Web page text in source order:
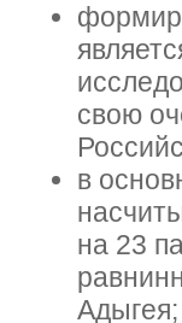
свою
в
на 23
Адыгея;